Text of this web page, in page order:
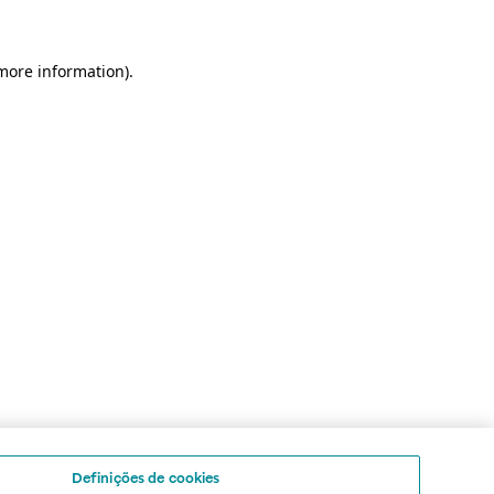
information).
Definições de cookies